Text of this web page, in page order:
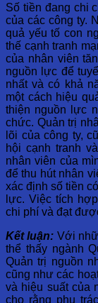
Số tiền đang chi
của các công ty.
quả yếu tố con
thế cạnh tranh
của nhân viên
nguồn lực để
nhất và có khả
một cách hiệu
thiện nguồn lực
chức. Quản trị
lõi của công ty,
hội cạnh tranh
nhân viên của
để thu hút nhân
xác định số tiền
lực. Việc tích
chi phí và đạt
Kết luận: Với
thể thấy ngành
Quản trị nguồn
cũng như các
và hiệu suất của
cho rằng phụ